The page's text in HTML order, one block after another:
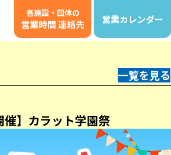
各施設・団体の
営業時間 連絡先 営業カレンダー
一覧を見る
催】カラット学園祭